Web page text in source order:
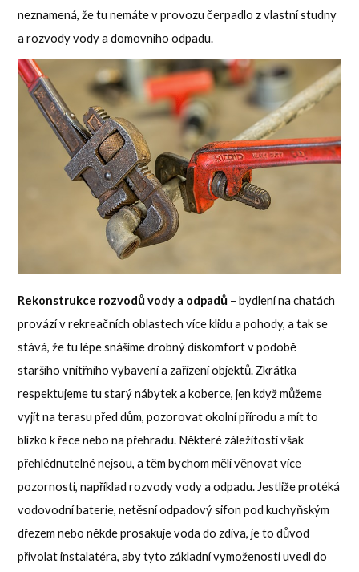
neznamená, že tu nemáte v provozu čerpadlo z vlastní studny
a rozvody vody a domovního odpadu.
Rekonstrukce rozvodů vody a odpadů – bydlení na chatách
provází v rekreačních oblastech více klidu a pohody, a tak se
stává, že tu lépe snášíme drobný diskomfort v podobě
staršího vnitřního vybavení a zařízení objektů. Zkrátka
respektujeme tu starý nábytek a koberce, jen když můžeme
vyjít na terasu před dům, pozorovat okolní přírodu a mít to
blízko k řece nebo na přehradu. Některé záležitosti však
přehlédnutelné nejsou, a těm bychom měli věnovat více
pozornosti, například rozvody vody a odpadu. Jestliže protéká
vodovodní baterie, netěsní odpadový sifon pod kuchyňským
dřezem nebo někde prosakuje voda do zdiva, je to důvod
přivolat instalatéra, aby tyto základní vymoženosti uvedl do